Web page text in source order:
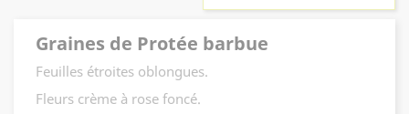
Graines de Protée barbue
Feuilles étroites oblongues.
Fleurs crème à rose foncé.